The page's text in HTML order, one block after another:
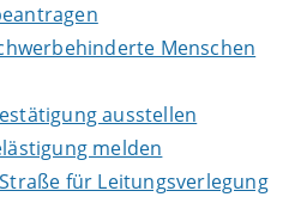
Menschen
ausstellen
melden
für Leitungsverlegung